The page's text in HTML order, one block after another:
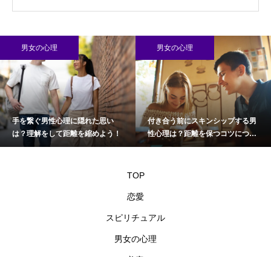
男女の心理
手を繋ぐ男性心理に隠れた思い
は？理解をして距離を縮めよう！
男女の心理
付き合う前にスキンシップする男
性心理は？距離を保つコツについ
て
TOP
恋愛
スピリチュアル
男女の心理